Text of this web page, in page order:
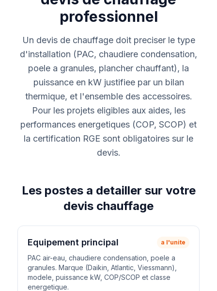
professionnel
Un devis de chauffage doit preciser le type
d'installation (PAC, chaudiere condensation,
poele a granules, plancher chauffant), la
puissance en kW justifiee par un bilan
thermique, et l'ensemble des accessoires.
Pour les projets eligibles aux aides, les
performances energetiques (COP, SCOP) et
la certification RGE sont obligatoires sur le
devis.
Les postes a detailler sur votre
devis chauffage
Equipement principal a l'unite
PAC air-eau, chaudiere condensation, poele a
granules. Marque (Daikin, Atlantic, Viessmann),
modele, puissance kW, COP/SCOP et classe
energetique.